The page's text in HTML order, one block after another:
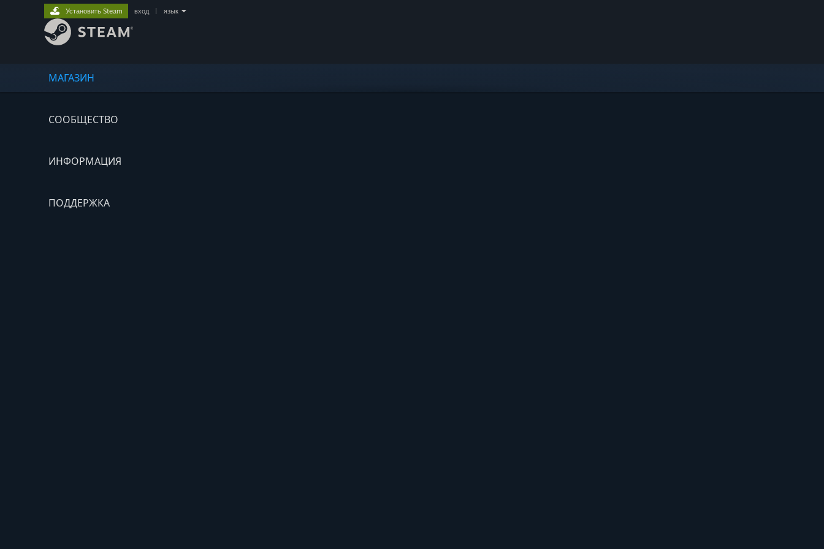
МАГАЗИН
СООБЩЕСТВО
ИНФОРМАЦИЯ
ПОДДЕРЖКА
Установить Steam вход язык